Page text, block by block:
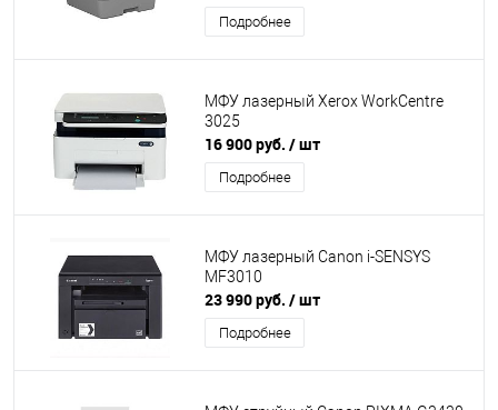
Подробнее
МФУ лазерный Xerox WorkCentre
3025
16 900 руб. / шт
Подробнее
МФУ лазерный Canon i-SENSYS
MF3010
23 990 руб. / шт
Подробнее